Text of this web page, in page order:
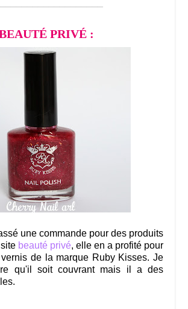
PRIVÉ :
une commande pour des produits
beauté privé, elle en a profité pour
de la marque Ruby Kisses. Je
qu'il soit couvrant mais il a des